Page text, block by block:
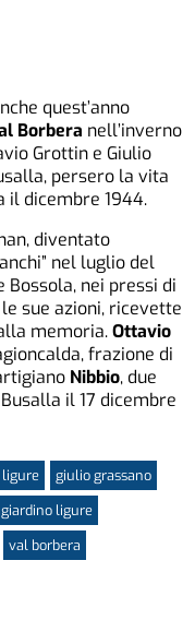
quest’anno
Borbera nell’inverno
Grottin e Giulio
persero la vita
il dicembre 1944.
diventato
nel luglio del
nei pressi di
le sue azioni, ricevette
memoria.Ottavio
frazione di
Nibbio, due
il 17 dicembre
ligure
giulio grassano
ligure
val borbera